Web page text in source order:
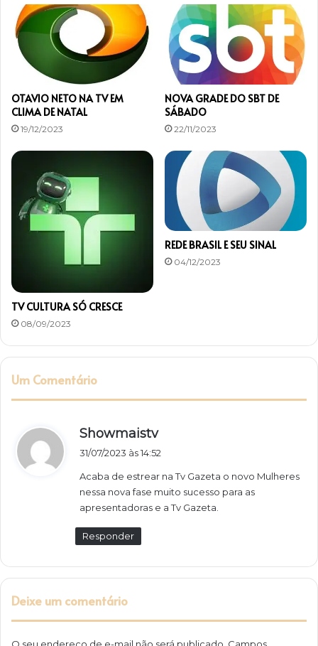
OTAVIO NETO NA TV EM
CLIMA DE NATAL
19/12/2023
NOVA GRADE DO SBT DE
SÁBADO
22/11/2023
TV CULTURA SÓ CRESCE
08/09/2023
REDE BRASIL E SEU SINAL
04/12/2023
Um Comentário
Showmaistvd
s
e
:
31/07/2023 às 14:52
Acaba de estrear na Tv Gazeta o novo Mulheres
nessa nova fase muito sucesso para as
apresentadoras e a Tv Gazeta.
Responder
Deixe um comentário